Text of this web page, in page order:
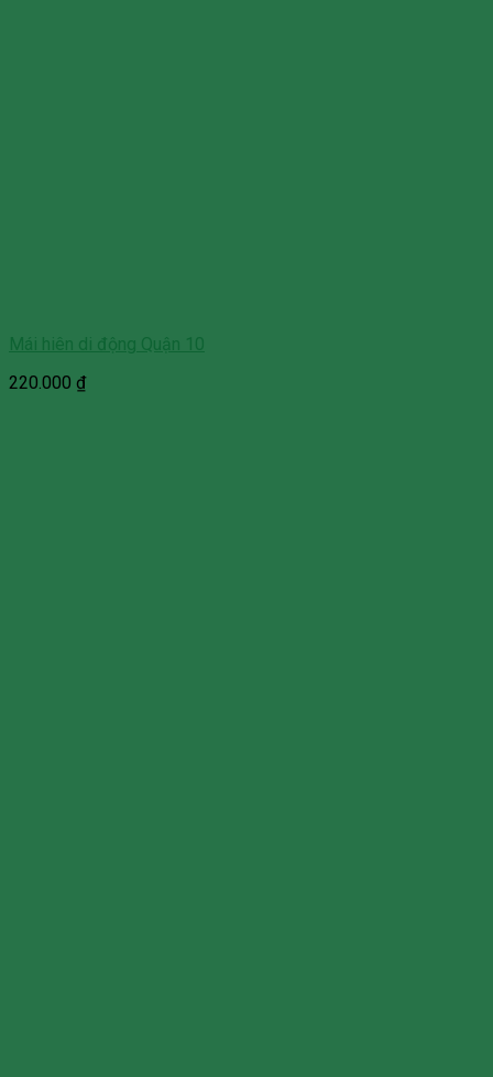
Mái hiên di động Quận 10
220.000 ₫